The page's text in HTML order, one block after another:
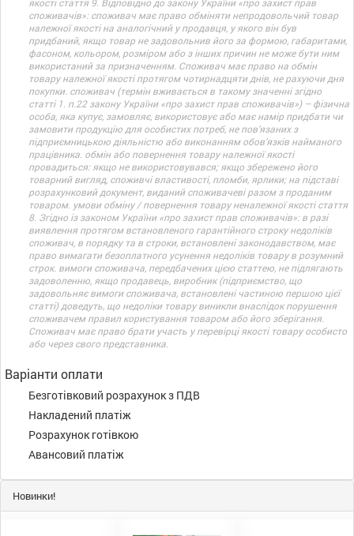
споживачів»: споживач має право обміняти непродовольчий товар
належної якості на аналогічний у продавця, у якого він був
придбаний, якщо товар не задовольнив його за формою, габаритами,
фасоном, кольором, розміром або з інших причин не може бути ним
використаний за призначенням. Споживач має право на обмін
товару належної якості протягом чотирнадцяти днів, не рахуючи дня
покупки. споживач (термін вживається в такому значенні згідно
статті 1. п.22 закону України «про захист прав споживачів») – фізична
особа, яка купує, замовляє, використовує або має намір придбати чи
замовити продукцію для особистих потреб, не пов’язаних з
підприємницькою діяльністю або виконанням обов’язків найманого
працівника. обмін або повернення товару належної якості
провадиться: якщо не використовувався; якщо збережено його
товарний вигляд, споживчі властивості, пломби, ярлики; на підставі
розрахунковий документ, виданий споживачеві разом з проданим
товаром. умови обміну / повернення товару неналежної якості стаття
8. Згідно із законом України «про захист прав споживачів»: в разі
виявлення протягом встановленого гарантійного строку недоліків
споживач, в порядку та в строки, встановлені законодавством, має
право вимагати безоплатного усунення недоліків товару в розумний
строк. вимоги споживача, передбачених цією статтею, не підлягають
задоволенню, якщо продавець, виробник (підприємство, що
задовольняє вимоги споживача, встановлені частиною першою цієї
статті) доведуть, що недоліки товару виникли внаслідок порушення
споживачем правил користування товаром або його зберігання.
Споживач має право брати участь у перевірці якості товару особисто
або через свого представника.
Варіанти оплати
Безготівковий розрахунок з ПДВ
Накладений платіж
Розрахунок готівкою
Авансовий платіж
Новинки!